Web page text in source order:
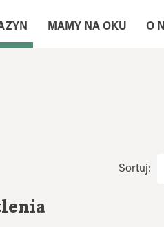
MAMY NA OKU O
Sortuj: